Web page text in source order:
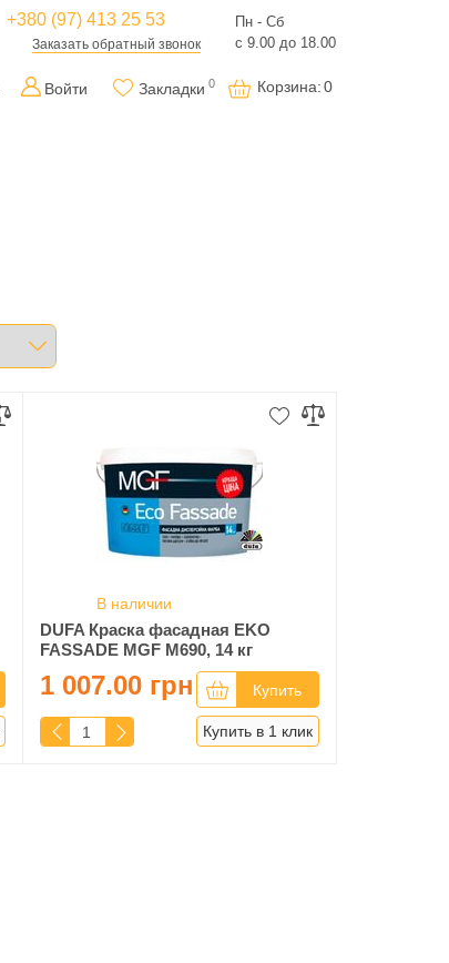
+380 (97) 413 25 53
Заказать обратный звонок
Пн - Сб
с 9.00 до 18.00
Войти Закладки 0 Корзина: 0
В наличии
DUFA Краска фасадная EKO
FASSADE MGF M690, 14 кг
1 007.00 грн Купить
Купить в 1 клик